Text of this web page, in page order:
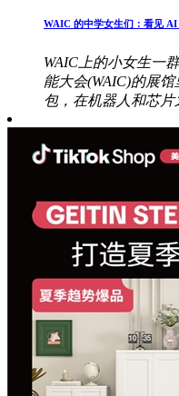
WAIC 的中学女生们：看见 AI
WAIC上的小女生一
能大会(WAIC)的展
包，在机器人和芯片